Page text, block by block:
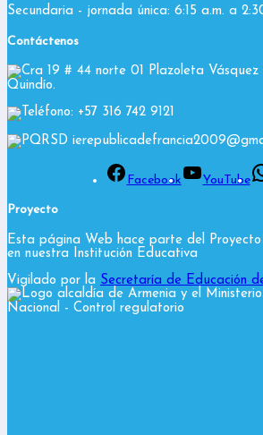
Secundaria - jornada única: 6:15 a.m. a
Contáctenos
Cra 19 # 44 norte 01 Plazoleta Vásquez
Quindío.
Teléfono: +57 316 742 9121
PQRSD
Facebook YouTube
Proyecto
Esta página Web hace parte del
en nuestra Institución Educativa
Vigilado por la Secretaría de Educación
y el
Nacional - Control regulatorio